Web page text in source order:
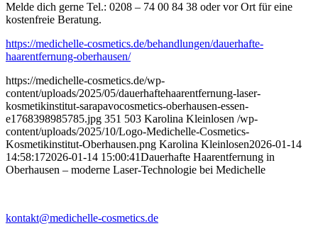
Melde dich gerne Tel.: 0208 – 74 00 84 38 oder vor Ort für eine
kostenfreie Beratung.
https://medichelle-cosmetics.de/behandlungen/dauerhafte-
haarentfernung-oberhausen/
https://medichelle-cosmetics.de/wp-
content/uploads/2025/05/dauerhaftehaarentfernung-laser-
kosmetikinstitut-sarapavocosmetics-oberhausen-essen-
e1768398985785.jpg 351 503 Karolina Kleinlosen /wp-
content/uploads/2025/10/Logo-Medichelle-Cosmetics-
Kosmetikinstitut-Oberhausen.png Karolina Kleinlosen2026-01-14
14:58:172026-01-14 15:00:41Dauerhafte Haarentfernung in
Oberhausen – moderne Laser-Technologie bei Medichelle
kontakt@medichelle-cosmetics.de